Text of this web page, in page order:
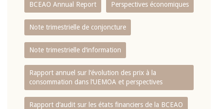
BCEAO Annual Report Perspectives économiques
Note trimestrielle de conjoncture
Note trimestrielle d‘information
Rapport annuel sur l‘évolution des prix à la
consommation dans l‘UEMOA et perspectives
Rapport d‘audit sur les états financiers de la BCEAO